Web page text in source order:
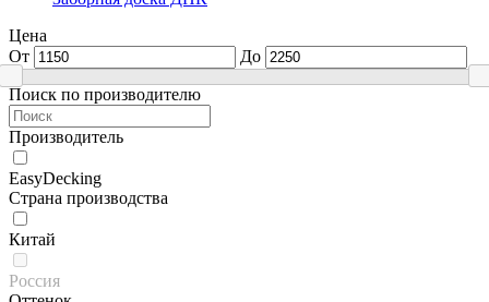
Цена
От
До
Поиск по производителю
Производитель
EasyDecking
Страна производства
Китай
Россия